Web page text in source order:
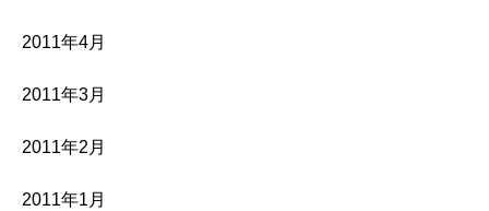
2011年4月
2011年3月
2011年2月
2011年1月